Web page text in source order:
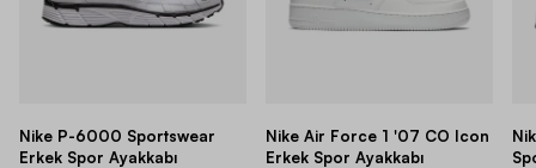
Nike P-6000 Sportswear
Erkek Spor Ayakkabı
Nike Air Force 1 '07 CO Icon
Erkek Spor Ayakkabı